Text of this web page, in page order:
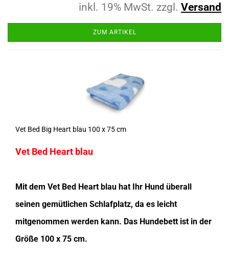
inkl. 19% MwSt. zzgl. Versand
ZUM ARTIKEL
Vet Bed Big Heart blau 100 x 75 cm
Vet Bed Heart blau
Mit dem Vet Bed Heart blau hat Ihr Hund überall
seinen gemütlichen Schlafplatz, da es leicht
mitgenommen werden kann. Das Hundebett ist in der
Größe 100 x 75 cm.